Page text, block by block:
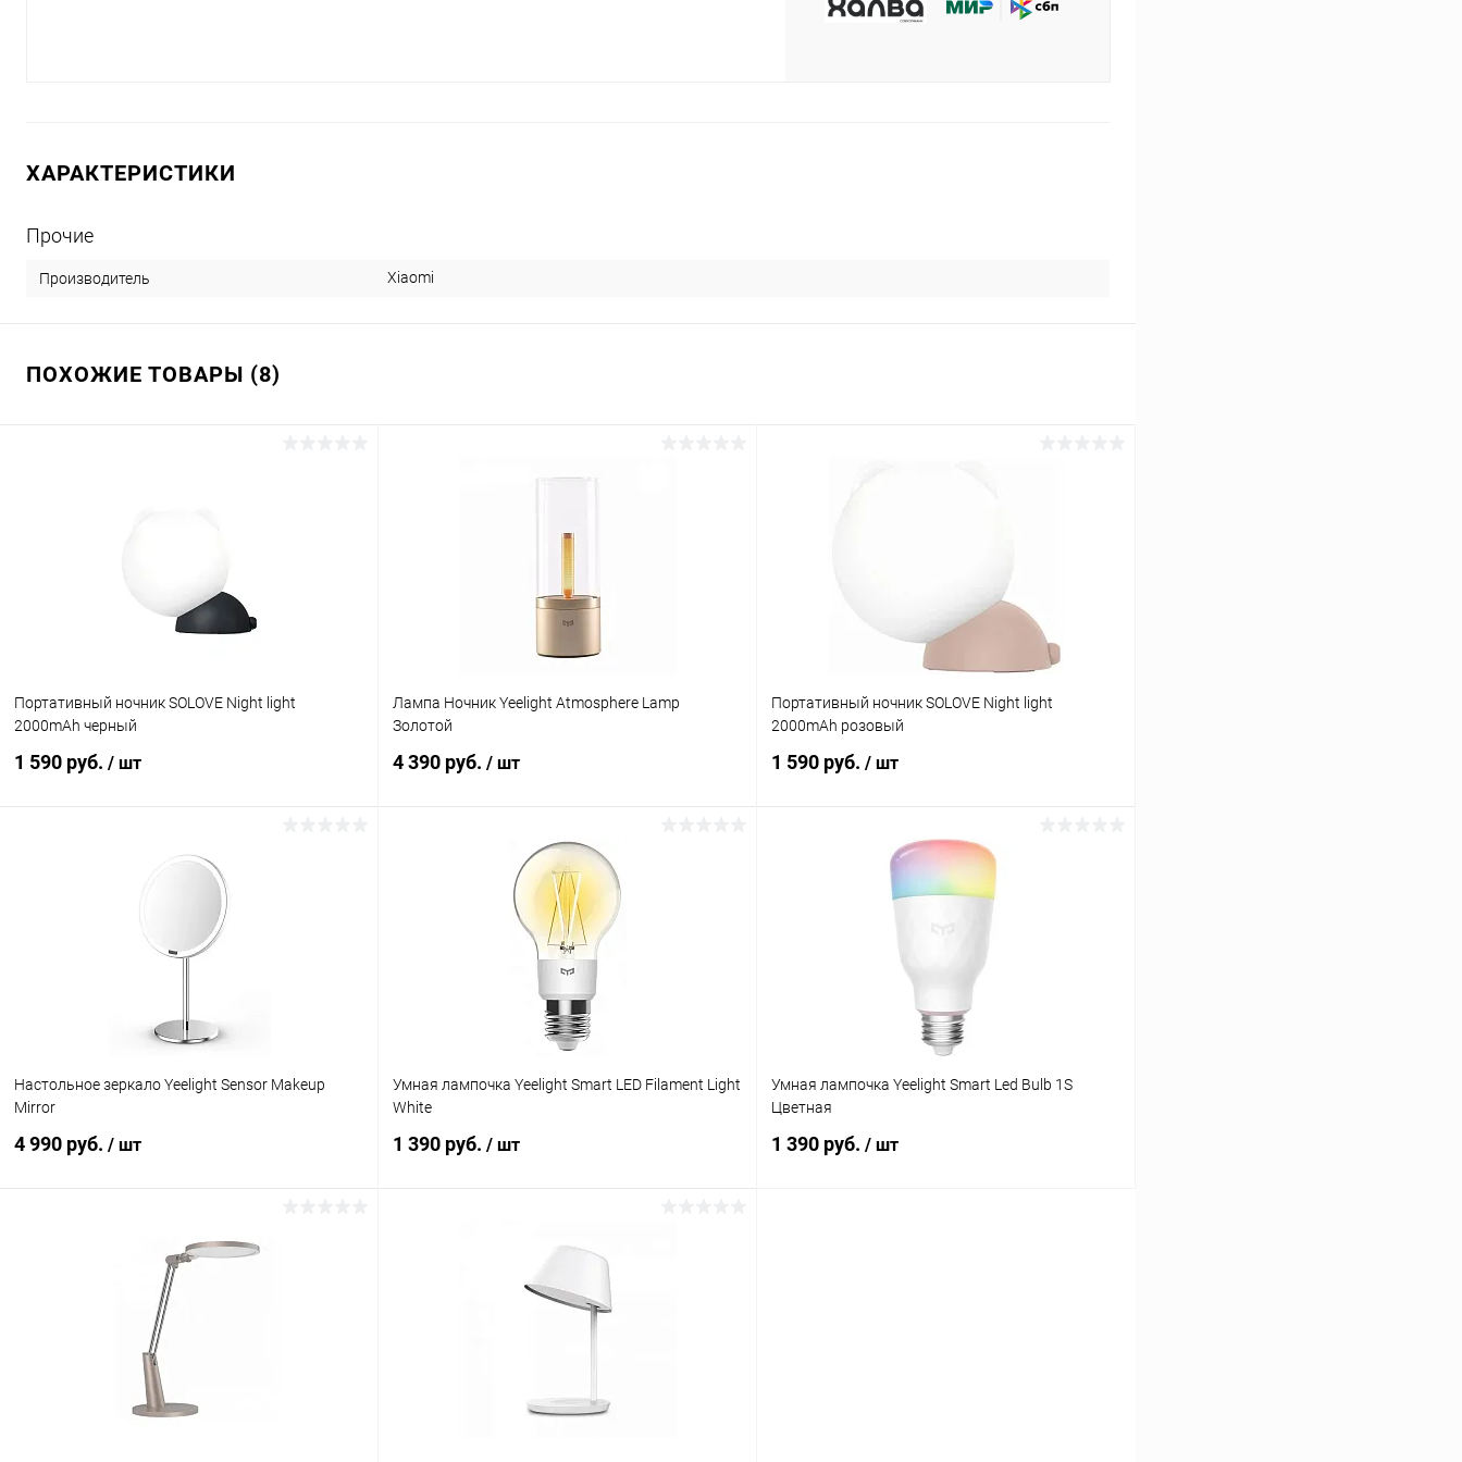
ХАРАКТЕРИСТИКИ
Прочие
Производитель Xiaomi
ПОХОЖИЕ ТОВАРЫ (8)
Портативный ночник SOLOVE Night light
2000mAh черный
1 590 руб. / шт
В корзину
Лампа Ночник Yeelight Atmosphere Lamp
Золотой
4 390 руб. / шт
В корзину
К сравнению
Портативный ночник SOLOVE Night light
2000mAh розовый
1 590 руб. / шт
В корзину
Настольное зеркало Yeelight Sensor Makeup
Mirror
4 990 руб. / шт
Умная лампочка Yeelight Smart LED Filament Light
White
1 390 руб. / шт
К сравнению
Умная лампочка Yeelight Smart Led Bulb 1S
Цветная
1 390 руб. / шт